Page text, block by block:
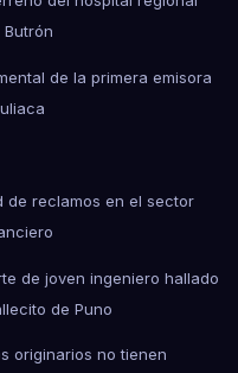
de la primera emisora
de reclamos en el sector
de joven ingeniero hallado
de Puno
originarios no tienen